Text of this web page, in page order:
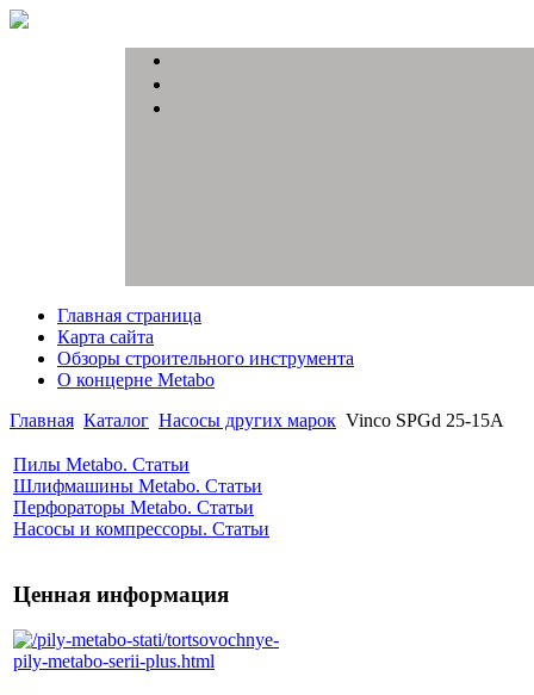
Главная страница
Карта сайта
Обзоры строительного инструмента
О концерне Metabo
Главная Каталог Насосы других марок Vinco SPGd 25-15A
Пилы Metabo. Статьи
Шлифмашины Metabo. Статьи
Перфораторы Metabo. Статьи
Насосы и компрессоры. Статьи
Ценная информация